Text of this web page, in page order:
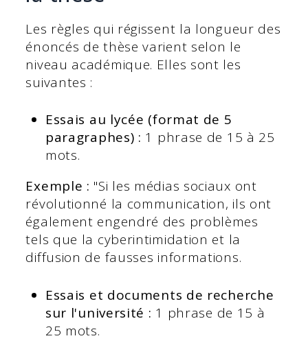
Les règles qui régissent la longueur des
énoncés de thèse varient selon le
niveau académique. Elles sont les
suivantes :
Essais au lycée (format de 5
paragraphes) : 1 phrase de 15 à 25
mots.
Exemple : "Si les médias sociaux ont
révolutionné la communication, ils ont
également engendré des problèmes
tels que la cyberintimidation et la
diffusion de fausses informations.
Essais et documents de recherche
sur l'université : 1 phrase de 15 à
25 mots.